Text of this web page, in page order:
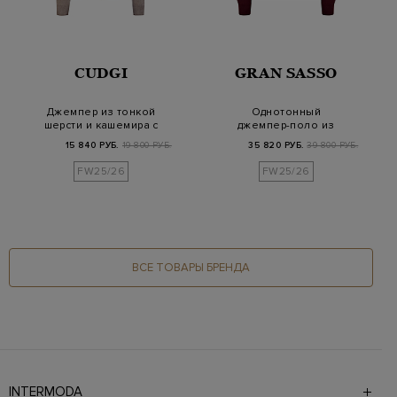
CUDGI
Джемпер из тонкой
шерсти и кашемира с
15 840 РУБ. 19 800 РУБ.
FW25/26
GRAN SASSO
Однотонный
джемпер-поло из
пряжи
35 820 РУБ. 39 800 РУБ.
FW25/26
ВСЕ ТОВАРЫ БРЕНДА
INTERMODA